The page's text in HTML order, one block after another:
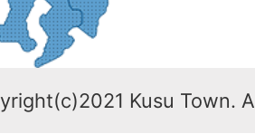
Kusu Town.